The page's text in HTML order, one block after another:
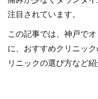
注目されています。
この記事では、神戸で
に、おすすめクリニッ
リニックの選び方など紹